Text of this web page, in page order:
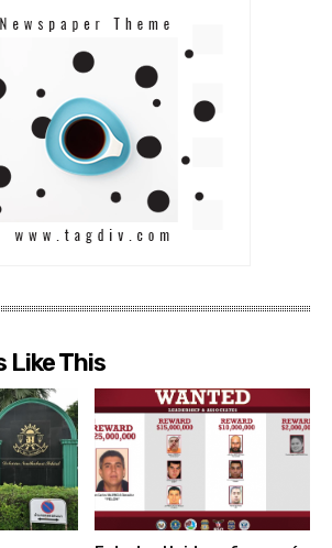
Like This